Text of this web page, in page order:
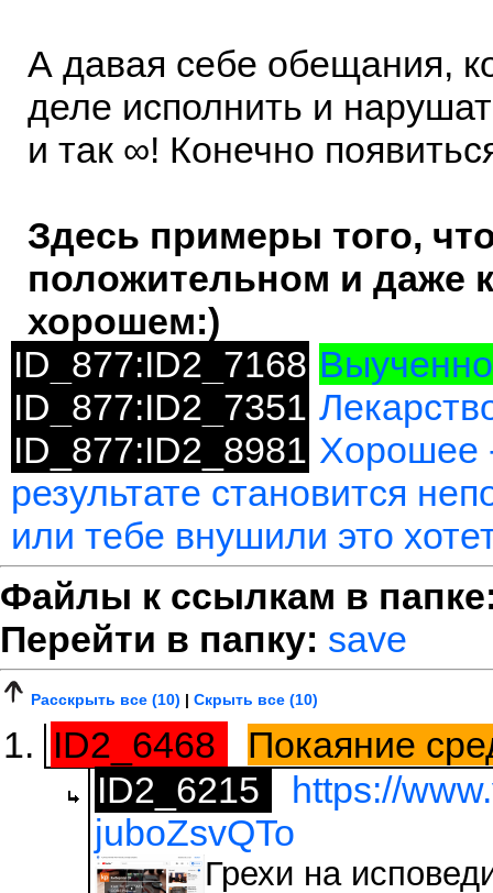
А давая себе обещания,
деле исполнить и
и так ∞! Конечно
Здесь примеры того,
положительном и даже
хорошем:)
ID_877:ID2_7168
ID_877:ID2_7351
ID_877:ID2_8981 Хорошее
результате становится
или тебе внушили это
Файлы к ссылкам в
Перейти в папку: save
Расскрыть все (10) | Скрыть все (10)
ID2_6468
Покаяние
ID2_6215
https://
juboZsvQTo
Грехи на